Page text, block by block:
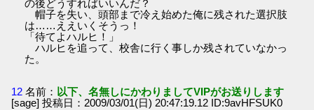
の後どうすればいいんだ？
帽子を失い、頭部まで冷え始めた俺に残された選択肢
は……ええいくそうっ！
「待てよハルヒ！」
ハルヒを追って、校舎に行く事しか残されていなかっ
た。
12 名前： 以下、名無しにかわりましてVIPがお送りします
[sage] 投稿日：2009/03/01(日) 20:47:19.12 ID:9avHFSUK0